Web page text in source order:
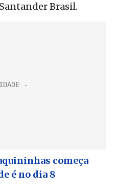
Brasil.
começa
é no dia 8